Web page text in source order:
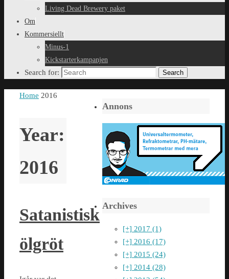
Living Dead Brewery paket
Om
Kommersiellt
Minus-1
Kickstarterkampanjen
Search for: Search
Home 2016
Year:
2016
Satanistisk
ölgröt
Annons
Archives
[+] 2017 (1)
[+] 2016 (17)
[+] 2015 (24)
[+] 2014 (28)